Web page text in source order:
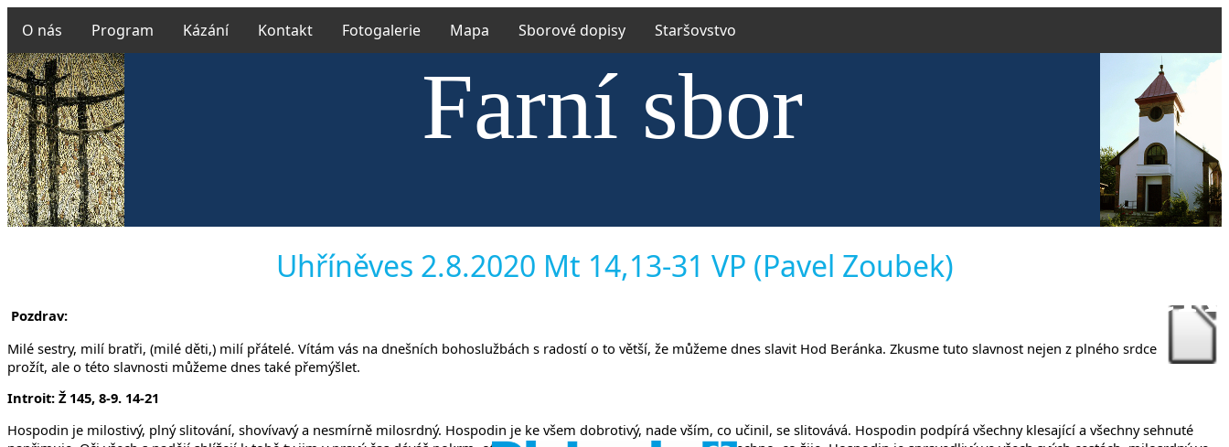
O nás Program Kázání Kontakt Fotogalerie Mapa Sborové dopisy Staršovstvo
Farní sbor
Českobratrské církve
v Uhříněvsi a Říčanech
Uhříněves 2.8.2020 Mt 14,13-31 VP (Pavel Zoubek)
Pozdrav:
Milé sestry, milí bratři, (milé děti,) milí přátelé. Vítám vás na dnešních bohoslužbách s radostí o to větší, že můžeme dnes slavit Hod Beránka. Zkusme tuto slavnost nejen z plného srdce
prožít, ale o této slavnosti můžeme dnes také přemýšlet.
Introit: Ž 145, 8-9. 14-21
Hospodin je milostivý, plný slitování, shovívavý a nesmírně milosrdný. Hospodin je ke všem dobrotivý, nade vším, co učinil, se slitovává. Hospodin podpírá všechny klesající a všechny sehnuté